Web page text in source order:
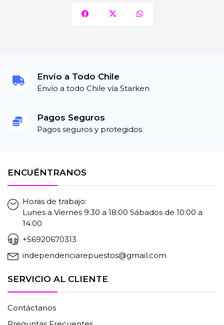
Envío a Todo Chile
Envío a todo Chile vía Starken
Pagos Seguros
Pagos seguros y protegidos
ENCUÉNTRANOS
Horas de trabajo:
Lunes a Viernes 9:30 a 18:00 Sábados de 10:00 a
14:00
+56920670313
independenciarepuestos@gmail.com
SERVICIO AL CLIENTE
Contáctanos